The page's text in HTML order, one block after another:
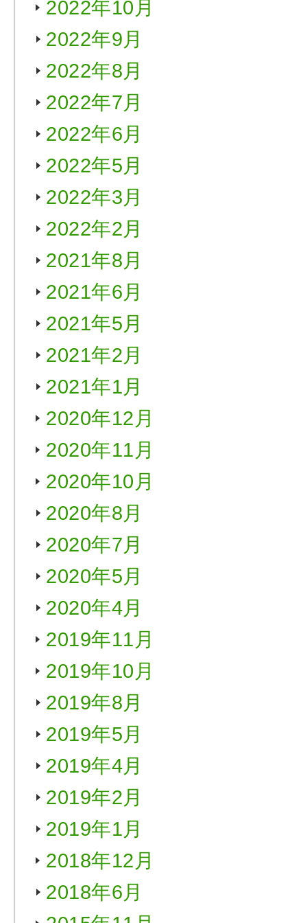
2022年10月
2022年9月
2022年8月
2022年7月
2022年6月
2022年5月
2022年3月
2022年2月
2021年8月
2021年6月
2021年5月
2021年2月
2021年1月
2020年12月
2020年11月
2020年10月
2020年8月
2020年7月
2020年5月
2020年4月
2019年11月
2019年10月
2019年8月
2019年5月
2019年4月
2019年2月
2019年1月
2018年12月
2018年6月